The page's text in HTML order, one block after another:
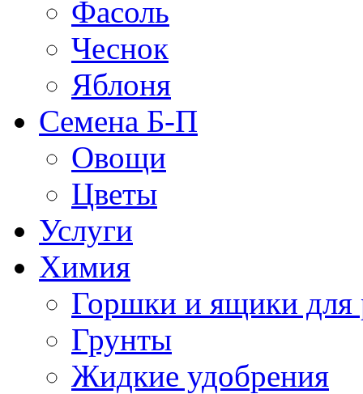
Фасоль
Чеснок
Яблоня
Семена Б-П
Овощи
Цветы
Услуги
Химия
Горшки и ящики для
Грунты
Жидкие удобрения